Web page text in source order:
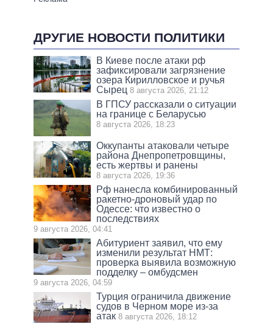
ДРУГИЕ НОВОСТИ ПОЛИТИКИ
В Киеве после атаки рф
зафиксировали загрязнение
озера Кирилловское и ручья
Сырец 8 августа 2026, 21:12
В ГПСУ рассказали о ситуации
на границе с Беларусью
8 августа 2026, 18:23
Оккупанты атаковали четыре
района Днепропетровщины,
есть жертвы и ранены
8 августа 2026, 19:36
Рф нанесла комбинированный
ракетно-дроновый удар по
Одессе: что известно о
последствиях
9 августа 2026, 04:41
Абитуриент заявил, что ему
изменили результат НМТ:
проверка выявила возможную
подделку – омбудсмен
9 августа 2026, 04:59
Турция ограничила движение
судов в Черном море из-за
атак 8 августа 2026, 18:12